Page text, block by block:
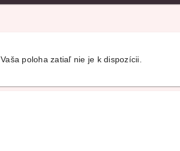
Vaša poloha zatiaľ nie je k dispozícii.